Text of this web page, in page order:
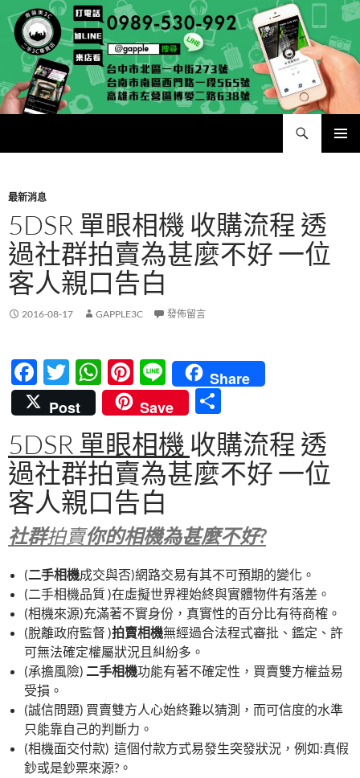
至
內
容
最新消息
5DSR 單眼相機 收購流程 透
過社群拍賣為甚麼不好 一位
客人親口告白
2016-08-17 GAPPLE3C 發佈留言
F
ac
e
b
o
o
k
T
w
itt
er
W
h
at
s
A
p
p
Pi
nt
er
es
t
Li
n
e
Share
Post
Save
享
5DSR 單眼相機 收購流程 透
過社群拍賣為甚麼不好 一位
客人親口告白
社群拍賣你的相機為甚麼不好?
(二手相機成交與否)網路交易有其不可預期的變化。
(二手相機品質 )在虛擬世界裡始終與實體物件有落差。
(相機來源)充滿著不實身份，真實性的百分比有待商榷。
(脫離政府監督 )拍賣相機無經過合法程式審批、鑑定、許
可無法確定權屬狀況且糾紛多。
(承擔風險) 二手相機功能有著不確定性，買賣雙方權益易
受損。
(誠信問題) 買賣雙方人心始終難以猜測，而可信度的水準
只能靠自己的判斷力。
(相機面交付款) 這個付款方式易發生突發狀況，例如:真假
鈔或是鈔票來源?。